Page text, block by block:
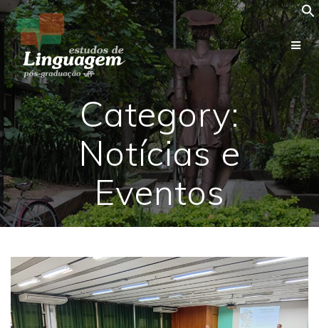
Skip
to
content
Category:
Notícias e
Eventos